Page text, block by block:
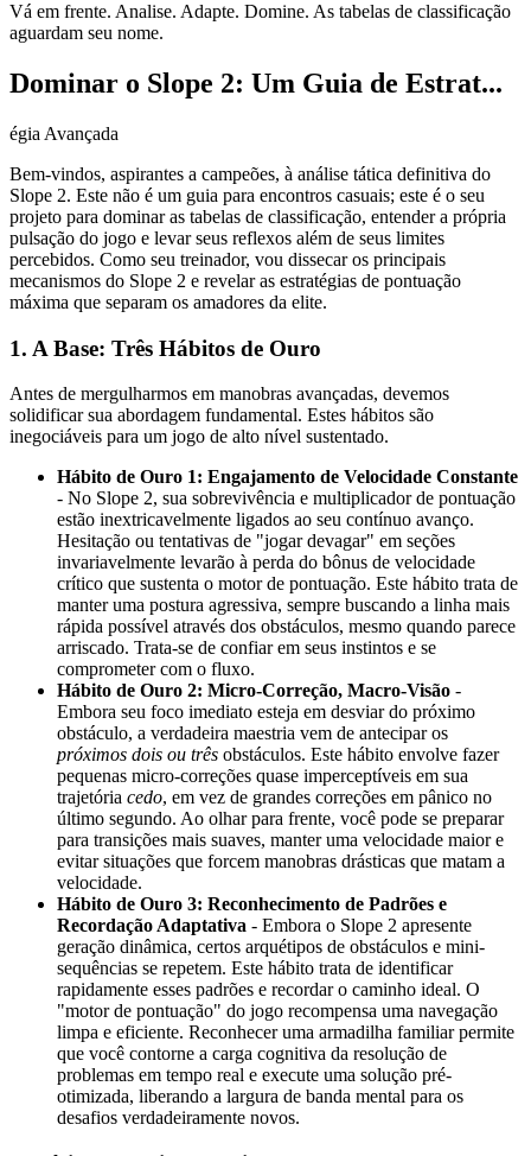
Vá em frente. Analise. Adapte. Domine. As tabelas de classificação
aguardam seu nome.
Dominar o Slope 2: Um Guia de Estrat...
égia Avançada
Bem-vindos, aspirantes a campeões, à análise tática definitiva do
Slope 2. Este não é um guia para encontros casuais; este é o seu
projeto para dominar as tabelas de classificação, entender a própria
pulsação do jogo e levar seus reflexos além de seus limites
percebidos. Como seu treinador, vou dissecar os principais
mecanismos do Slope 2 e revelar as estratégias de pontuação
máxima que separam os amadores da elite.
1. A Base: Três Hábitos de Ouro
Antes de mergulharmos em manobras avançadas, devemos
solidificar sua abordagem fundamental. Estes hábitos são
inegociáveis para um jogo de alto nível sustentado.
Hábito de Ouro 1: Engajamento de Velocidade Constante
- No Slope 2, sua sobrevivência e multiplicador de pontuação
estão inextricavelmente ligados ao seu contínuo avanço.
Hesitação ou tentativas de "jogar devagar" em seções
invariavelmente levarão à perda do bônus de velocidade
crítico que sustenta o motor de pontuação. Este hábito trata de
manter uma postura agressiva, sempre buscando a linha mais
rápida possível através dos obstáculos, mesmo quando parece
arriscado. Trata-se de confiar em seus instintos e se
comprometer com o fluxo.
Hábito de Ouro 2: Micro-Correção, Macro-Visão -
Embora seu foco imediato esteja em desviar do próximo
obstáculo, a verdadeira maestria vem de antecipar os
próximos dois ou três obstáculos. Este hábito envolve fazer
pequenas micro-correções quase imperceptíveis em sua
trajetória cedo, em vez de grandes correções em pânico no
último segundo. Ao olhar para frente, você pode se preparar
para transições mais suaves, manter uma velocidade maior e
evitar situações que forcem manobras drásticas que matam a
velocidade.
Hábito de Ouro 3: Reconhecimento de Padrões e
Recordação Adaptativa - Embora o Slope 2 apresente
geração dinâmica, certos arquétipos de obstáculos e mini-
sequências se repetem. Este hábito trata de identificar
rapidamente esses padrões e recordar o caminho ideal. O
"motor de pontuação" do jogo recompensa uma navegação
limpa e eficiente. Reconhecer uma armadilha familiar permite
que você contorne a carga cognitiva da resolução de
problemas em tempo real e execute uma solução pré-
otimizada, liberando a largura de banda mental para os
desafios verdadeiramente novos.